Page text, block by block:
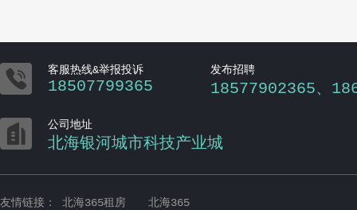
 客服热线&举报投诉
18507799365
发布招聘
18577902365、
 公司地址
北海银河城市科技产业城
友情链接： 北海365租房 北海365